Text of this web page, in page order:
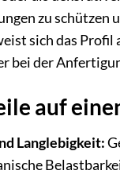
zu schützen
sich das
bei der
auf
Langlebigkeit: